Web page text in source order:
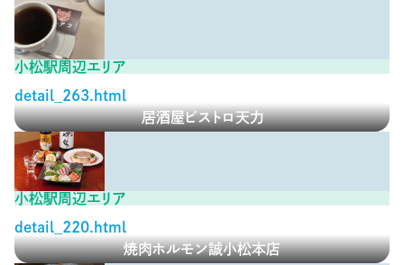
小松駅周辺エリア
detail_263.html
居酒屋ビストロ天力
小松駅周辺エリア
detail_220.html
焼肉ホルモン誠小松本店